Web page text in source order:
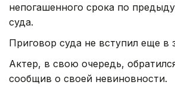
непогашенного срока по
суда.
Приговор суда не вступил еще в
Актер, в свою очередь,
сообщив о своей невиновности.